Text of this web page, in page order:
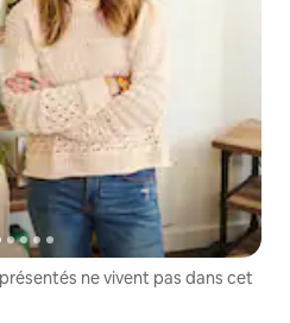
ne vivent pas dans cet